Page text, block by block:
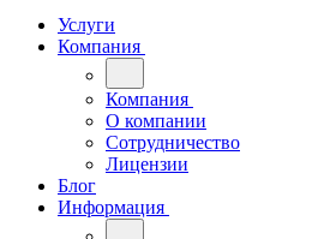
Услуги
Компания
Компания
О компании
Сотрудничество
Лицензии
Блог
Информация